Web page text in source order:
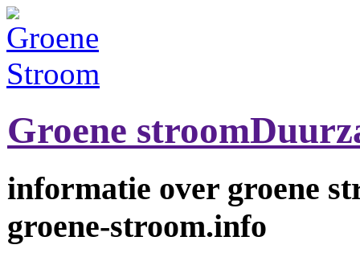
Groene stroom
informatie over groene
groene-stroom.info